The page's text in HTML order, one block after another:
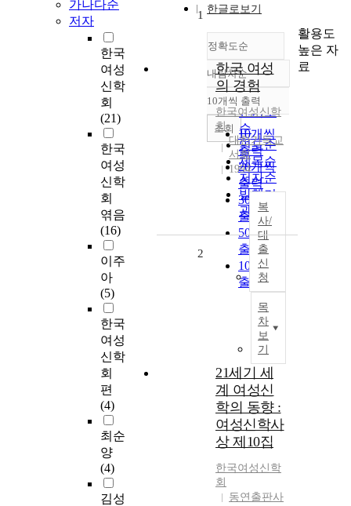
가나다순
저자
한국
여성
신학
회
(21)
한국
여성
신학
회
엮음
(16)
이주
아
(5)
한국
여성
신학
회
편
(4)
최순
양
(4)
김성
한글로보기
정확도순
정확도
순
인기도
순
연도순
제목순
저자순
발행기
관순
내림차순
내림차순
10개씩 출력
10개씩
출력
20개씩
출력
30개씩
출력
50개씩
출력
100개씩
출력
조회
1
한국 여성
의 경험
한국여성신학
회
대한기독교
서회
1994
복
사/
대
출
신
청
목
차
보
기
2
21세기 세
계 여성신
학의 동향 :
여성신학사
상 제10집
한국여성신학
회
동연출판사
활용도
높은 자
료